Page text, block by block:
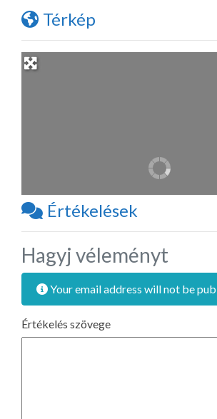
Térkép
Értékelések
Hagyj véleményt
Your email address will not be
Értékelés szövege